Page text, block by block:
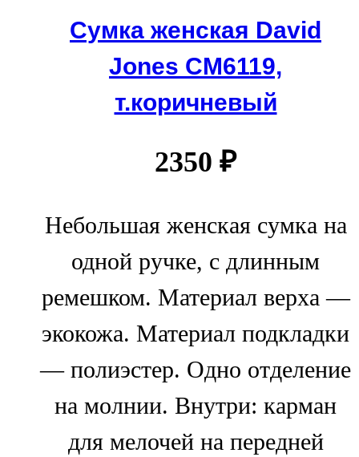
Сумка женская David
Jones СМ6119,
т.коричневый
2350 ₽
Небольшая женская сумка на
одной ручке, с длинным
ремешком. Материал верха —
экокожа. Материал подкладки
— полиэстер. Одно отделение
на молнии. Внутри: карман
для мелочей на передней